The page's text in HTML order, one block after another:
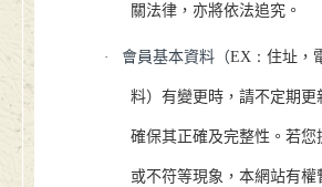
關法律，亦將依法追究。
· 會員基本資料（EX： 住址，
料）有變更時，請不定期更
確保其正確及完整性。若您
或不符等現象，本網站有